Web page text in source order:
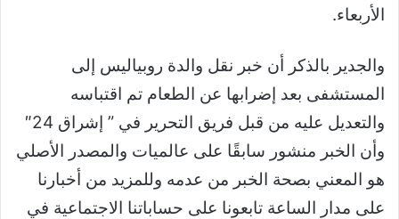
الأربعاء.
والجدير بالذكر أن خبر نقل والدة روبياليس إلى
المستشفى بعد إضرابها عن الطعام تم اقتباسه
والتعديل عليه من قبل فريق التحرير في ” إشراق 24″
وأن الخبر منشور سابقًا على عالميات والمصدر الأصلي
هو المعني بصحة الخبر من عدمه وللمزيد من أخبارنا
على مدار الساعة تابعونا على حساباتنا الاجتماعية في